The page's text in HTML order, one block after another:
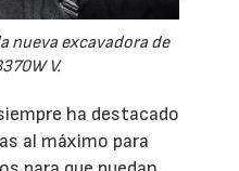
nueva excavadora de
V.
ha destacado
al máximo para